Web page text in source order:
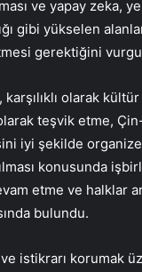
ve yapay zeka,
gibi yükselen
gerektiğini
karşılıklı olarak
teşvik etme,
iyi şekilde
konusunda
etme ve halklar
bulundu.
istikrarı korumak